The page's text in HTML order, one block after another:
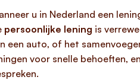
u in Nederland een
persoonlijke lening is
een auto, of het
voor snelle behoeften,